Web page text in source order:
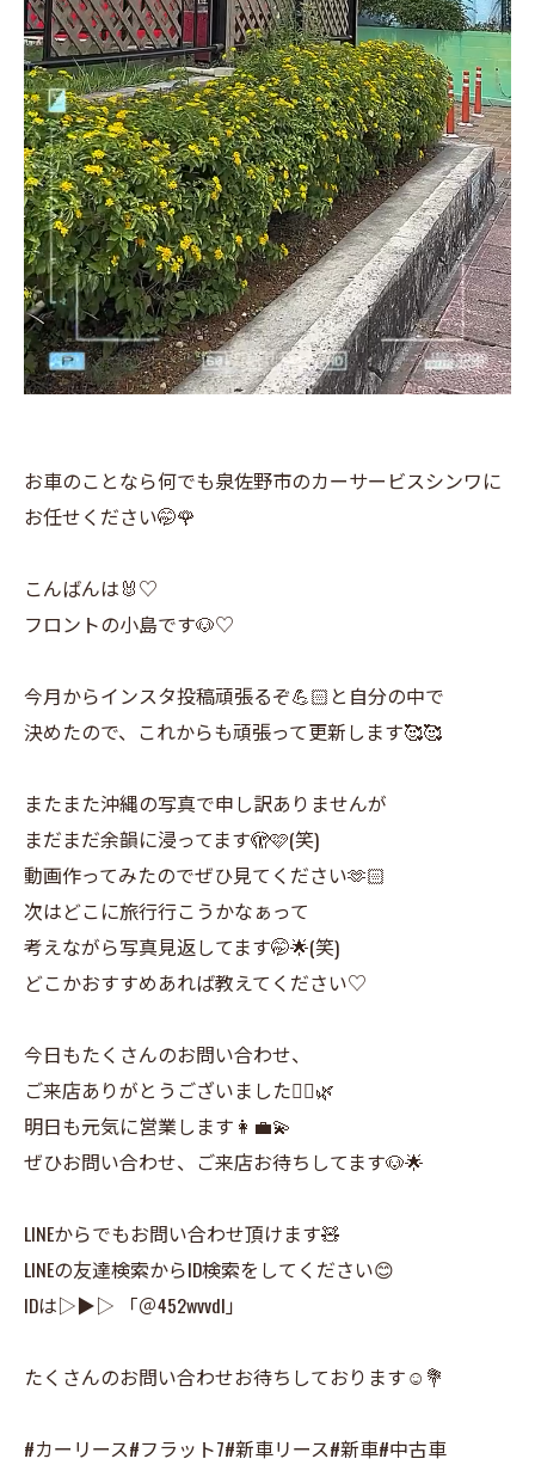
お車のことなら何でも泉佐野市のカーサービスシンワに
お任せください🤭🌹
こんばんは🐰♡
フロントの小島です🐶♡
今月からインスタ投稿頑張るぞ💪🏻と自分の中で
決めたので、これからも頑張って更新します🥰🥰
またまた沖縄の写真で申し訳ありませんが
まだまだ余韻に浸ってます🫣🩷(笑)
動画作ってみたのでぜひ見てください🫶🏻
次はどこに旅行行こうかなぁって
考えながら写真見返してます🤭🌟(笑)
どこかおすすめあれば教えてください♡
今日もたくさんのお問い合わせ、
ご来店ありがとうございました🙋‍♀️🌿
明日も元気に営業します👩‍💼💫
ぜひお問い合わせ、ご来店お待ちしてます🐶🌟
LINEからでもお問い合わせ頂けます🧸
LINEの友達検索からID検索をしてください😊
IDは▷▶▷ 「＠452wvvdl」
たくさんのお問い合わせお待ちしております☺️💐
#カーリース#フラット7#新車リース#新車#中古車